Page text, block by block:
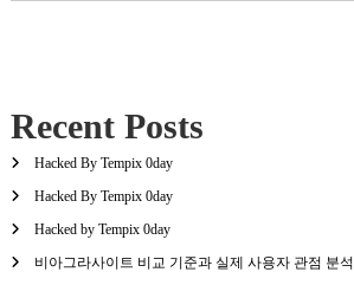
Recent Posts
Hacked By Tempix 0day
Hacked By Tempix 0day
Hacked by Tempix 0day
비아그라사이트 비교 기준과 실제 사용자 관점 분석